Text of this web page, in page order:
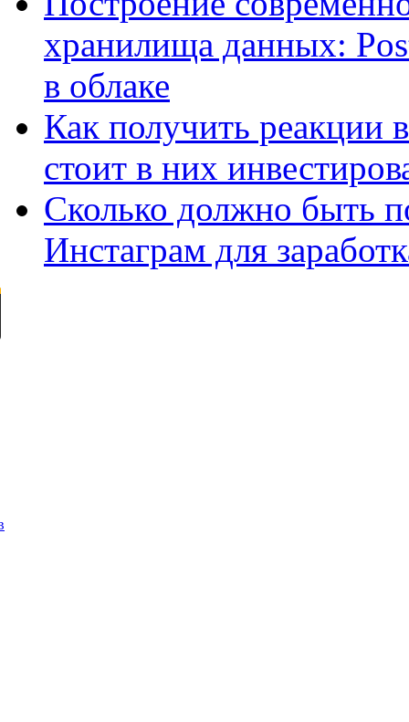
хранилища данных:
в облаке
Как получить реакции
стоит в них
Сколько должно быть
Инстаграм для